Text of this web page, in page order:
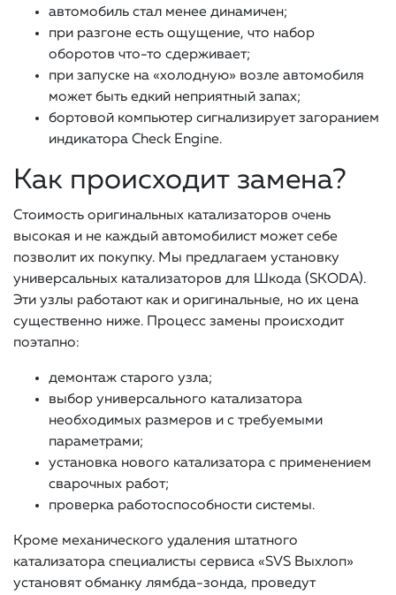
автомобиль стал менее динамичен;
при разгоне есть ощущение, что набор
оборотов что-то сдерживает;
при запуске на «холодную» возле автомобиля
может быть едкий неприятный запах;
бортовой компьютер сигнализирует загоранием
индикатора Check Engine.
Как происходит замена?
Стоимость оригинальных катализаторов очень
высокая и не каждый автомобилист может себе
позволит их покупку. Мы предлагаем установку
универсальных катализаторов для Шкода (SKODA).
Эти узлы работают как и оригинальные, но их цена
существенно ниже. Процесс замены происходит
поэтапно:
демонтаж старого узла;
выбор универсального катализатора
необходимых размеров и с требуемыми
параметрами;
установка нового катализатора с применением
сварочных работ;
проверка работоспособности системы.
Кроме механического удаления штатного
катализатора специалисты сервиса «SVS Выхлоп»
установят обманку лямбда-зонда, проведут